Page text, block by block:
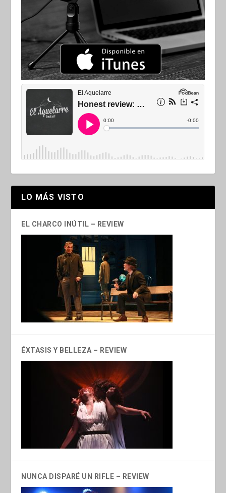
LO MÁS VISTO
EL CHARCO INÚTIL – REVIEW
ÉXTASIS Y BELLEZA – REVIEW
NUNCA DISPARÉ UN RIFLE – REVIEW